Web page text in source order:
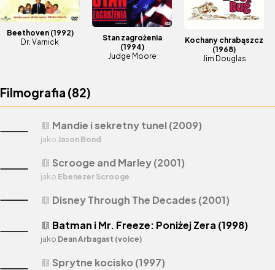
Beethoven (1992)
Dr. Varnick
Stan zagrożenia
(1994)
Judge Moore
Kochany chrabąszcz
(1968)
Jim Douglas
Filmografia (82)
theaters Sprytne kocisko (1997)
theaters Batman i Mr. Freeze: Poniżej Zera (1998)
jako Dean Arbagast (voice)
theaters Scrooge and Marley (2001)
jako Ebenezer Scrooge
theaters Mandie i sekretny tunel (2009)
jako Jason Bond
theaters Disney Through The Decades (2001)